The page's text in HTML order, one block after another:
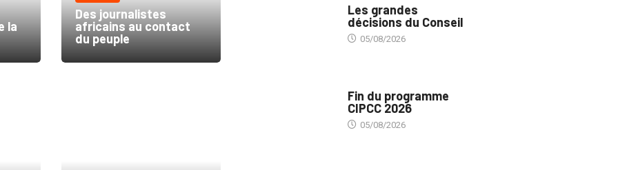
la
Des journalistes
africains au contact
du peuple
Les grandes
décisions du Conseil
05/08/2026
Fin du programme
CIPCC 2026
05/08/2026